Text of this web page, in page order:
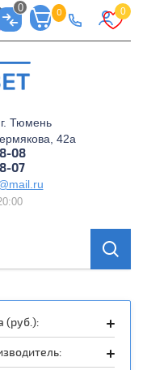
0 0 0
г. Тюмень
42а
08
07
(руб.):